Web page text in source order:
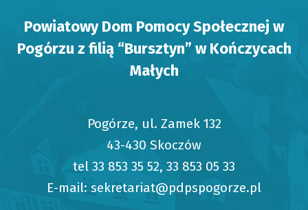
Powiatowy Dom Pomocy Społecznej w
Pogórzu z filią “Bursztyn” w Kończycach
Małych
Pogórze, ul. Zamek 132
43-430 Skoczów
tel 33 853 35 52, 33 853 05 33
E-mail: sekretariat@pdpspogorze.pl